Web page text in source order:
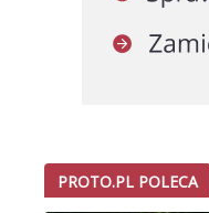
PROTO.PL POLECA